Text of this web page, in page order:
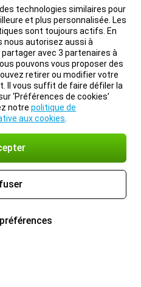
technologies similaires pour
et plus personnalisée. Les
sont toujours actifs. En
nous autorisez aussi à
avec 3 partenaires à
pouvons vous proposer des
retirer ou modifier votre
Il vous suffit de faire défiler la
‘Préférences de cookies’
notre politique de
aux cookies